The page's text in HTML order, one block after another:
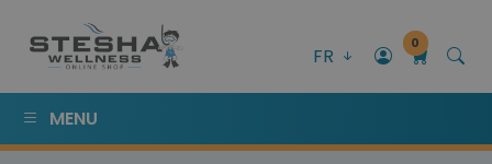
FR
0
MENU